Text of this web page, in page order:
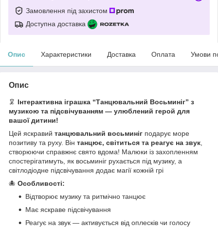
Замовлення під захистом
Доступна доставка
Опис Характеристики Доставка Оплата Умови
Опис
🦑 Інтерактивна іграшка “Танцювальний Восьминіг” з
музикою та підсвічуванням — улюблений герой для
вашої дитини!
Цей яскравий танцювальний восьминіг подарує море
позитиву та руху. Він танцює, світиться та реагує на звук
створюючи справжнє свято вдома! Малюки із захопленням
спостерігатимуть, як восьминіг рухається під музику, а
світлодіодне підсвічування додає магії кожній грі
🐙 Особливості:
Відтворює музику та ритмічно танцює
Має яскраве підсвічування
Реагує на звук — активується від оплесків чи голосу